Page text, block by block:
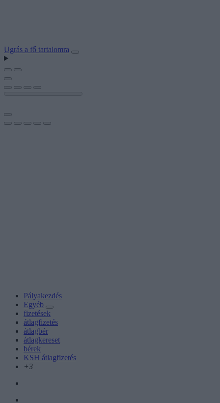
Ugrás a fő tartalomra
Pályakezdés
Egyéb
fizetések
átlagfizetés
átlagbér
átlagkereset
bérek
KSH átlagfizetés
+3